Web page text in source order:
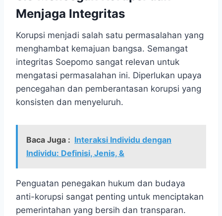
Menjaga Integritas
Korupsi menjadi salah satu permasalahan yang
menghambat kemajuan bangsa. Semangat
integritas Soepomo sangat relevan untuk
mengatasi permasalahan ini. Diperlukan upaya
pencegahan dan pemberantasan korupsi yang
konsisten dan menyeluruh.
Baca Juga : Interaksi Individu dengan
Individu: Definisi, Jenis, &
Penguatan penegakan hukum dan budaya
anti-korupsi sangat penting untuk menciptakan
pemerintahan yang bersih dan transparan.